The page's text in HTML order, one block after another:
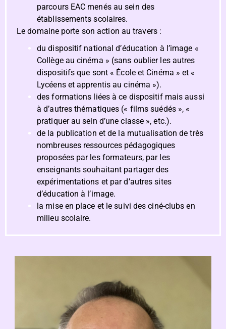
parcours EAC menés au sein des
établissements scolaires.
Le domaine porte son action au travers :
du dispositif national d’éducation à l’image «
Collège au cinéma » (sans oublier les autres
dispositifs que sont « École et Cinéma » et «
Lycéens et apprentis au cinéma »).
des formations liées à ce dispositif mais aussi
à d’autres thématiques (« films suédés », «
pratiquer au sein d’une classe », etc.).
de la publication et de la mutualisation de très
nombreuses ressources pédagogiques
proposées par les formateurs, par les
enseignants souhaitant partager des
expérimentations et par d’autres sites
d’éducation à l’image.
la mise en place et le suivi des ciné-clubs en
milieu scolaire.